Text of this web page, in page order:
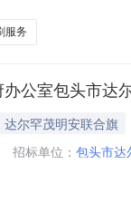
服务
公室包头市
尔罕茂明安联合旗
招标单位： 包头市达